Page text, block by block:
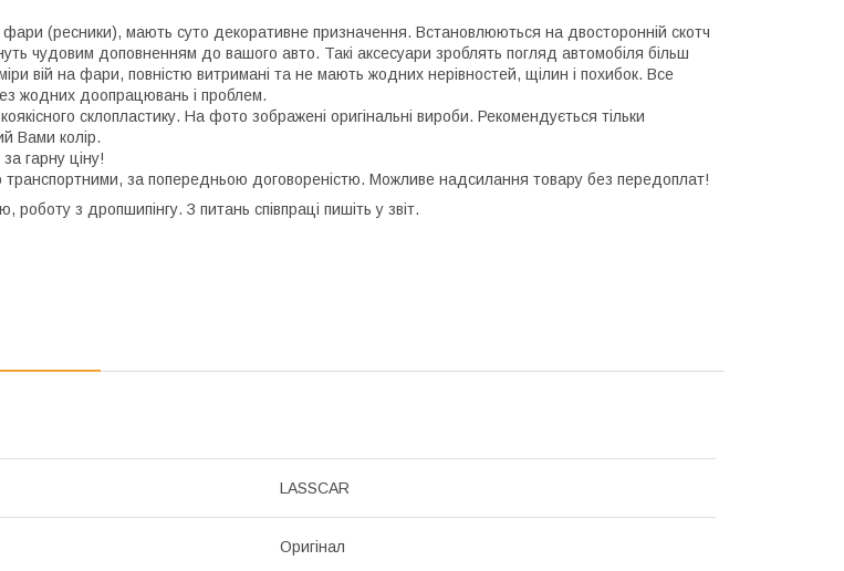
(ресники), мають суто декоративне призначення. Встановлюються на двосторонній скотч
чудовим доповненням до вашого авто. Такі аксесуари зроблять погляд автомобіля більш
вій на фари, повністю витримані та не мають жодних нерівностей, щілин і похибок. Все
жодних доопрацювань і проблем.
склопластику. На фото зображені оригінальні вироби. Рекомендується тільки
Вами колір.
гарну ціну!
транспортними, за попередньою договореністю. Можливе надсилання товару без передоплат!
роботу з дропшипінгу. З питань співпраці пишіть у звіт.
LASSCAR
Оригінал